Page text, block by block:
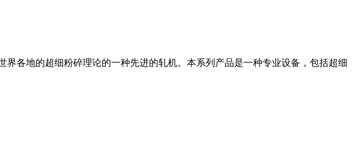
各地的超细粉碎理论的一种先进的轧机。本系列产品是一种专业设备，包括超细